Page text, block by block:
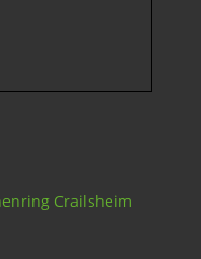
Crailsheim